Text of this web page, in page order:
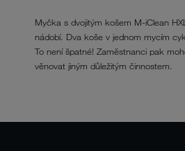
Myčka s dvojitým košem M-iClean
nádobí. Dva koše v jednom mycím
To není špatné! Zaměstnanci pak
věnovat jiným důležitým činnostem.